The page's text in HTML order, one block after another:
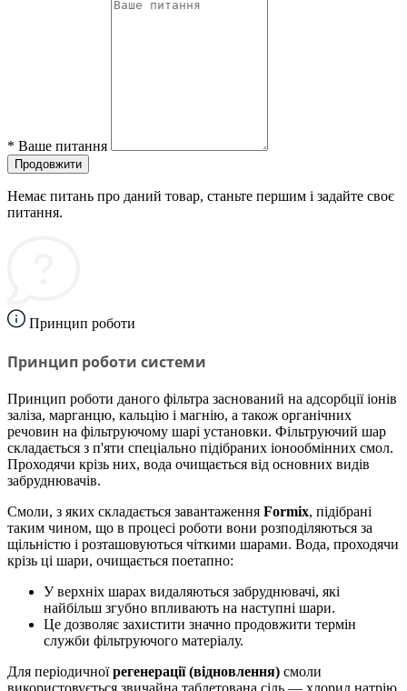
* Ваше питання
Продовжити
Немає питань про даний товар, станьте першим і задайте своє
питання.
Принцип роботи
Принцип роботи системи
Принцип роботи даного фільтра заснований на адсорбції іонів
заліза, марганцю, кальцію і магнію, а також органічних
речовин на фільтруючому шарі установки. Фільтруючий шар
складається з п'яти спеціально підібраних іонообмінних смол.
Проходячи крізь них, вода очищається від основних видів
забруднювачів.
Смоли, з яких складається завантаження Formix, підібрані
таким чином, що в процесі роботи вони розподіляються за
щільністю і розташовуються чіткими шарами. Вода, проходячи
крізь ці шари, очищається поетапно:
У верхніх шарах видаляються забруднювачі, які
найбільш згубно впливають на наступні шари.
Це дозволяє захистити значно продовжити термін
служби фільтруючого матеріалу.
Для періодичноїрегенерації (відновлення) смоли
використовується звичайна таблетована сіль — хлорид натрію